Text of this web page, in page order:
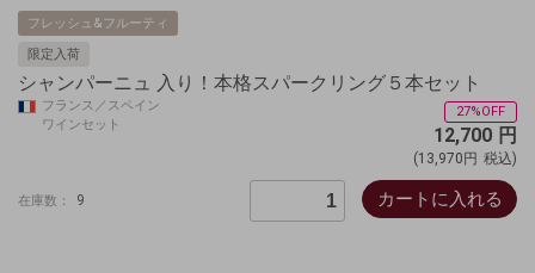
フレッシュ&フルーティ
限定入荷
シャンパーニュ 入り！本格スパークリング５本セット
フランス／スペイン
ワインセット
27%OFF
12,700 円
(13,970円 税込)
在庫数： 9 カートに入れる